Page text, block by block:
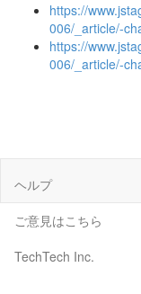
https://
006/_article/-
https://
006/_article/-
ヘルプ
ご意見はこちら
TechTech Inc.